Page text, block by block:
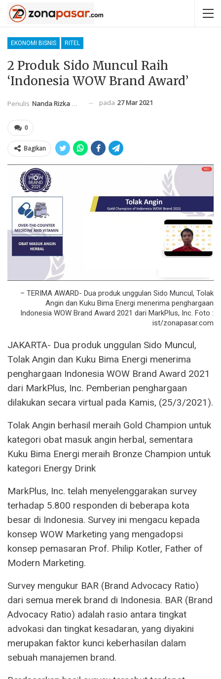
EKONOMI BISNIS RITEL
2 Produk Sido Muncul Raih
‘Indonesia WOW Brand Award’
Penulis Nanda Rizka Mahendra pada 27 Mar 2021
0
Bagikan
– TERIMA AWARD- Dua produk unggulan Sido Muncul, Tolak
Angin dan Kuku Bima Energi menerima penghargaan
Indonesia WOW Brand Award 2021 dari MarkPlus, Inc. Foto :
ist/zonapasar.com
JAKARTA- Dua produk unggulan Sido Muncul,
Tolak Angin dan Kuku Bima Energi menerima
penghargaan Indonesia WOW Brand Award 2021
dari MarkPlus, Inc. Pemberian penghargaan
dilakukan secara virtual pada Kamis, (25/3/2021).
Tolak Angin berhasil meraih Gold Champion untuk
kategori obat masuk angin herbal, sementara
Kuku Bima Energi meraih Bronze Champion untuk
kategori Energy Drink
MarkPlus, Inc. telah menyelenggarakan survey
terhadap 5.800 responden di beberapa kota
besar di Indonesia. Survey ini mengacu kepada
konsep WOW Marketing yang mengadopsi
konsep pemasaran Prof. Philip Kotler, Father of
Modern Marketing.
Survey mengukur BAR (Brand Advocacy Ratio)
dari semua merek brand di Indonesia. BAR (Brand
Advocacy Ratio) adalah rasio antara tingkat
advokasi dan tingkat kesadaran, yang diyakini
merupakan faktor kunci keberhasilan dalam
sebuah manajemen brand.